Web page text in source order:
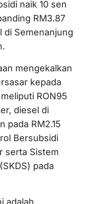
naik 10 sen
RM3.87
di Semenanjung
mengekalkan
kepada
RON95
diesel di
pada RM2.15
Bersubsidi
serta Sistem
pada
adalah